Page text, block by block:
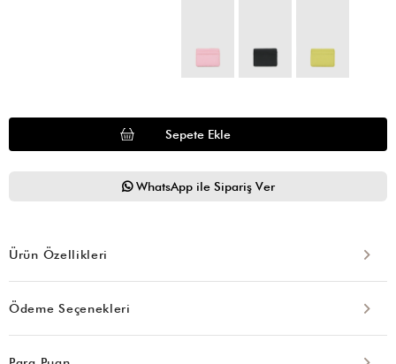
WhatsApp ile Sipariş Ver
Ürün Özellikleri
Ödeme Seçenekleri